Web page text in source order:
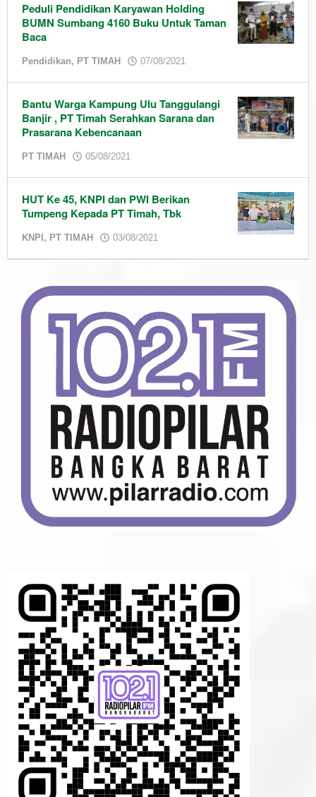
Peduli Pendidikan Karyawan Holding
BUMN Sumbang 4160 Buku Untuk Taman
Baca
Pendidikan, PT TIMAH 07/08/2021
Bantu Warga Kampung Ulu Tanggulangi
Banjir , PT Timah Serahkan Sarana dan
Prasarana Kebencanaan
PT TIMAH 05/08/2021
HUT Ke 45, KNPI dan PWI Berikan
Tumpeng Kepada PT Timah, Tbk
KNPI , PT TIMAH 03/08/2021